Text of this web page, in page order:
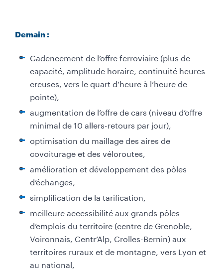
Demain :
Cadencement de l’offre ferroviaire (plus de
capacité, amplitude horaire, continuité heures
creuses, vers le quart d’heure à l’heure de
pointe),
augmentation de l’offre de cars (niveau d’offre
minimal de 10 allers-retours par jour),
optimisation du maillage des aires de
covoiturage et des véloroutes,
amélioration et développement des pôles
d’échanges,
simplification de la tarification,
meilleure accessibilité aux grands pôles
d’emplois du territoire (centre de Grenoble,
Voironnais, Centr’Alp, Crolles-Bernin) aux
territoires ruraux et de montagne, vers Lyon et
au national,